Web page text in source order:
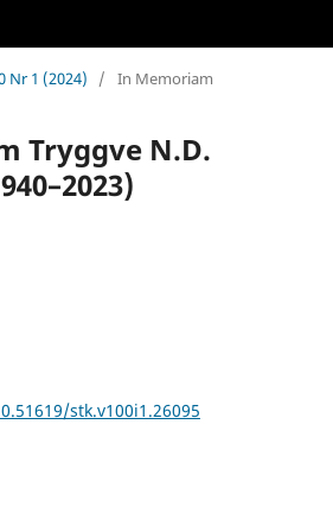
Nr 1 (2024) / In Memoriam
Tryggve N.D.
stk.v100i1.26095